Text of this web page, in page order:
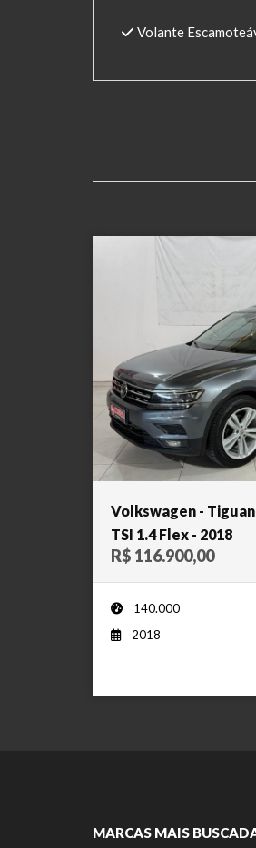
Volante
Volkswagen -
TSI 1.4 Flex - 2018
R$ 116.900,00
140.000
2018
MARCAS MAIS